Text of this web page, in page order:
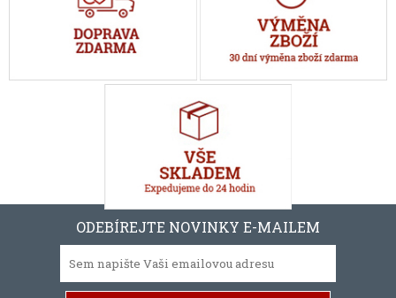
ODEBÍREJTE NOVINKY E-MAILEM